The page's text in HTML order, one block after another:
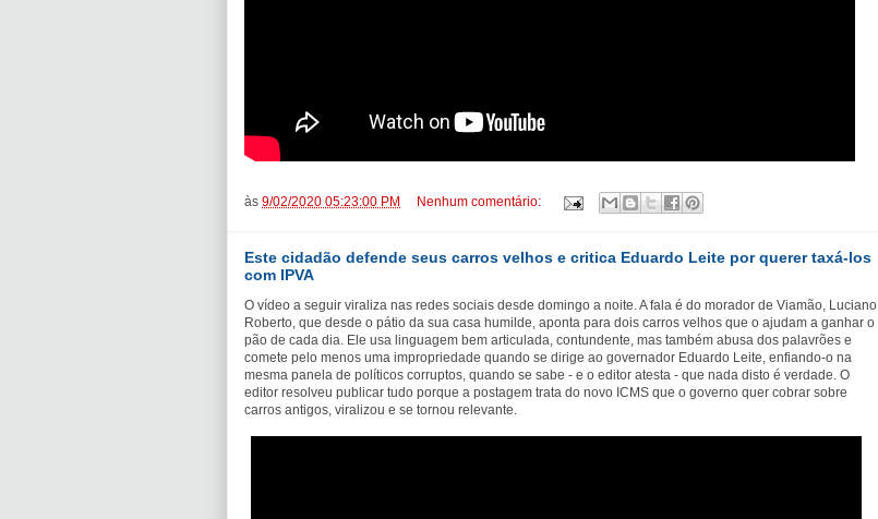
às 9/02/2020 05:23:00 PM Nenhum comentário:
Este cidadão defende seus carros velhos e critica Eduardo Leite por querer taxá-los
com IPVA
O vídeo a seguir viraliza nas redes sociais desde domingo a noite. A fala é do morador de Viamão, Luciano
Roberto, que desde o pátio da sua casa humilde, aponta para dois carros velhos que o ajudam a ganhar o
pão de cada dia. Ele usa linguagem bem articulada, contundente, mas também abusa dos palavrões e
comete pelo menos uma impropriedade quando se dirige ao governador Eduardo Leite, enfiando-o na
mesma panela de políticos corruptos, quando se sabe - e o editor atesta - que nada disto é verdade. O
editor resolveu publicar tudo porque a postagem trata do novo ICMS que o governo quer cobrar sobre
carros antigos, viralizou e se tornou relevante.